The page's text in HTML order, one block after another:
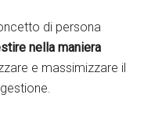
di persona
nella maniera
e massimizzare il